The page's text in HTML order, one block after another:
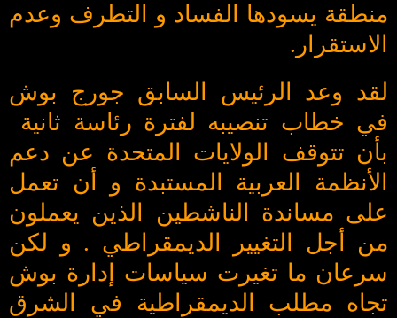
منطقة يسودها الفساد و التطرف وعدم
الاستقرار.
لقد وعد الرئيس السابق جورج بوش
في خطاب تنصيبه لفترة رئاسة ثانية
بأن تتوقف الولايات المتحدة عن دعم
الأنظمة العربية المستبدة و أن تعمل
على مساندة الناشطين الذين يعملون
من أجل التغيير الديمقراطي . و لكن
سرعان ما تغيرت سياسات إدارة بوش
تجاه مطلب الديمقراطية في الشرق